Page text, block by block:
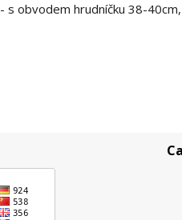
- s obvodem hrudníčku 38-